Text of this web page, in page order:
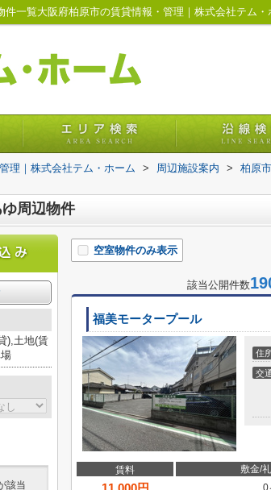
件一覧大阪府柏原市の賃貸情報・管理｜株式会社テム・
理｜株式会社テム・ホーム > 周辺施設案内 > 柏原市
周辺物件
空室物件のみ表示
該当公開件数
福美モータープール
住
交
賃料 敷金/
0
),土地(賃
該当